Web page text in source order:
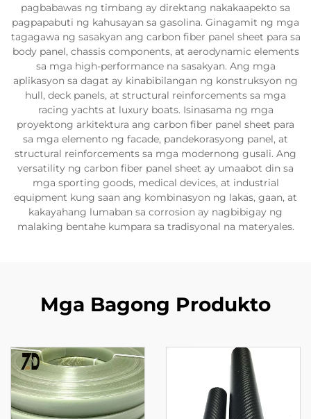
pagbabawas ng timbang ay direktang nakakaapekto sa
pagpapabuti ng kahusayan sa gasolina. Ginagamit ng mga
tagagawa ng sasakyan ang carbon fiber panel sheet para sa
body panel, chassis components, at aerodynamic elements
sa mga high-performance na sasakyan. Ang mga
aplikasyon sa dagat ay kinabibilangan ng konstruksyon ng
hull, deck panels, at structural reinforcements sa mga
racing yachts at luxury boats. Isinasama ng mga
proyektong arkitektura ang carbon fiber panel sheet para
sa mga elemento ng facade, pandekorasyong panel, at
structural reinforcements sa mga modernong gusali. Ang
versatility ng carbon fiber panel sheet ay umaabot din sa
mga sporting goods, medical devices, at industrial
equipment kung saan ang kombinasyon ng lakas, gaan, at
kakayahang lumaban sa corrosion ay nagbibigay ng
malaking bentahe kumpara sa tradisyonal na materyales.
Mga Bagong Produkto